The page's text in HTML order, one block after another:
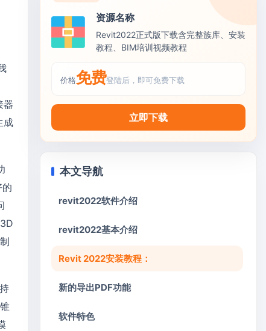
器
成
资源名称
Revit2022正式版下载含完整族库、安装
教程、BIM培训视频教程
价格免费登陆后，即可免费下载
立即下载
本文导航
revit2022软件介绍
revit2022基本介绍
Revit 2022安装教程：
新的导出PDF功能
软件特色